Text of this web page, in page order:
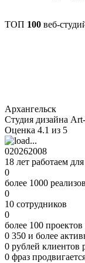
ТОП 100 веб-
Архангельск
Студия дизайна
Оценка 4.1 из 5
020262008
18 лет работаем
0
более 1000
0
10 сотрудников
0
более 100
0 350 и более
0 рублей клиентов
0 фраз